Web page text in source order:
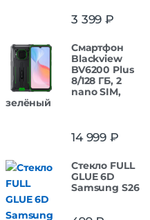
3 399 ₽
Смартфон
Blackview
BV6200 Plus
8/128 ГБ, 2
nano SIM,
зелёный
14 999 ₽
Стекло FULL
GLUE 6D
Samsung S26